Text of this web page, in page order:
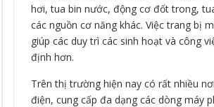
hơi, tua bin nước, động cơ đốt trong,
các nguồn cơ năng khác. Việc trang bị
giúp các duy trì các sinh hoạt và công
định hơn.
Trên thị trường hiện nay có rất nhiều
điện, cung cấp đa dạng các dòng máy